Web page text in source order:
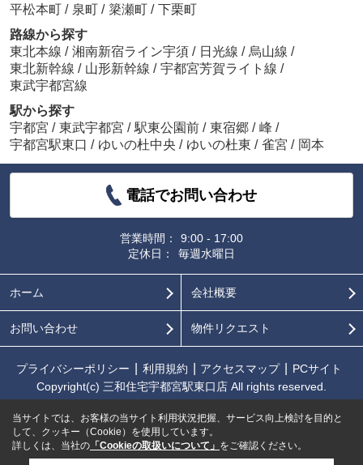
平松本町 / 泉町 / 簗瀬町 / 下栗町
路線から探す
東北本線 / 湘南新宿ライン宇須 / 日光線 / 烏山線 /
東北新幹線 / 山形新幹線 / 宇都宮芳賀ライト線 /
東武宇都宮線
駅から探す
宇都宮 / 東武宇都宮 / 駅東公園前 / 東宿郷 / 峰 /
宇都宮駅東口 / ゆいの杜中央 / ゆいの杜東 / 雀宮 / 岡本
電話でお問い合わせ
営業時間：
9:00 - 17:00
定休日：
毎週水曜日
ホーム 会社概要
お問い合わせ 物件リクエスト
プライバシーポリシー 利用規約 アクセスマップ
PCサイト
Copyright(c) 三和住宅宇都宮駅東口店 All rights reserved.
当サイトでは、お客様の当サイト利用状況把握、サービス向上検討を目的と
して、クッキー（Cookie）を使用しています。
詳しくは、当社の 「Cookieの取扱いについて」 をご確認ください。